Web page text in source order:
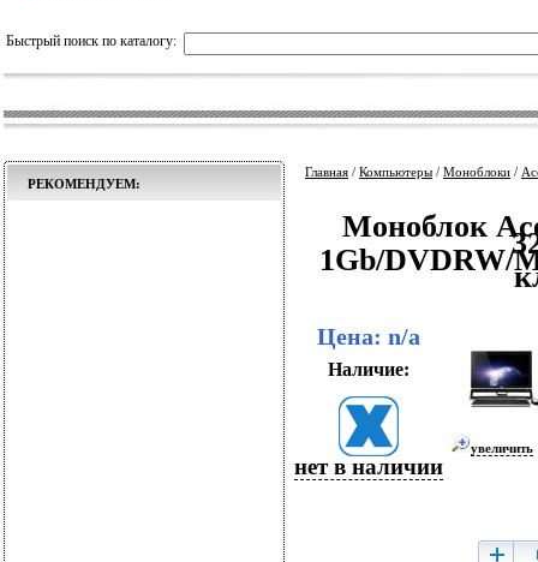
Быстрый поиск по каталогу:
РЕКОМЕНДУЕМ:
Главная / Компьютеры / Моноблоки /
Моноблок
1Gb/DVDRW/
Цена: n/a
Наличие:
нет в наличии
увеличить